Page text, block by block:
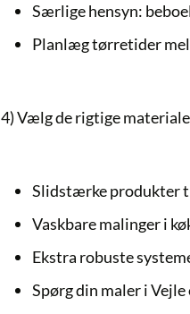
Særlige hensyn:
Planlæg tørretider
4) Vælg de rigtige
Slidstærke produkter
Vaskbare malinger i
Ekstra robuste
Spørg din maler i Vejle